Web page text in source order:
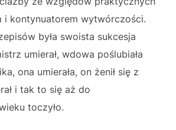
i kontynuatorem wytwórczości.
była swoista sukcesja
umierał, wdowa poślubiała
ona umierała, on żenił się z
i tak to się aż do
toczyło.